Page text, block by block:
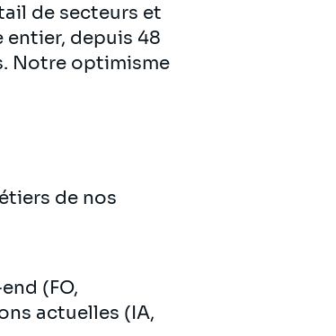
de secteurs et
depuis 48
Notre optimisme
de nos
(FO,
actuelles (IA,